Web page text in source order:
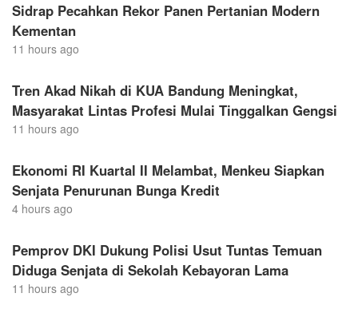
Sidrap Pecahkan Rekor Panen Pertanian Modern
Kementan
11 hours ago
Tren Akad Nikah di KUA Bandung Meningkat,
Masyarakat Lintas Profesi Mulai Tinggalkan Gengsi
11 hours ago
Ekonomi RI Kuartal II Melambat, Menkeu Siapkan
Senjata Penurunan Bunga Kredit
4 hours ago
Pemprov DKI Dukung Polisi Usut Tuntas Temuan
Diduga Senjata di Sekolah Kebayoran Lama
11 hours ago